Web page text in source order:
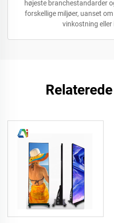
højeste branchestandarder
forskellige miljøer, uanset
vinkostning eller